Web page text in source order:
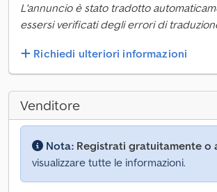
L'annuncio è stato tradotto
essersi verificati degli errori di
Richiedi ulteriori informazioni
Venditore
Nota: Registrati gratuitamente o
visualizzare tutte le informazioni.